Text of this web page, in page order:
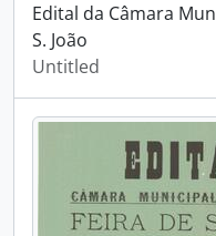
Edital da Câmara
S. João
Untitled